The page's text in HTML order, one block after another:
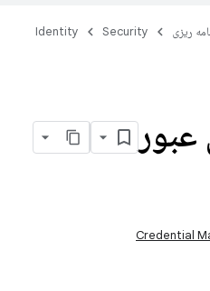
ریزی Security
Identity
عبور